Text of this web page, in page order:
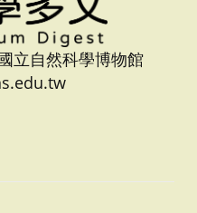
立自然科學博物館